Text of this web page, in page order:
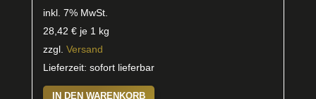
inkl. 7% MwSt.
28,42 €je 1 kg
zzgl. Versand
Lieferzeit: sofort lieferbar
IN DEN WARENKORB